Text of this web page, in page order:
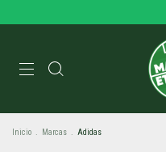
Inicio Marcas Adidas